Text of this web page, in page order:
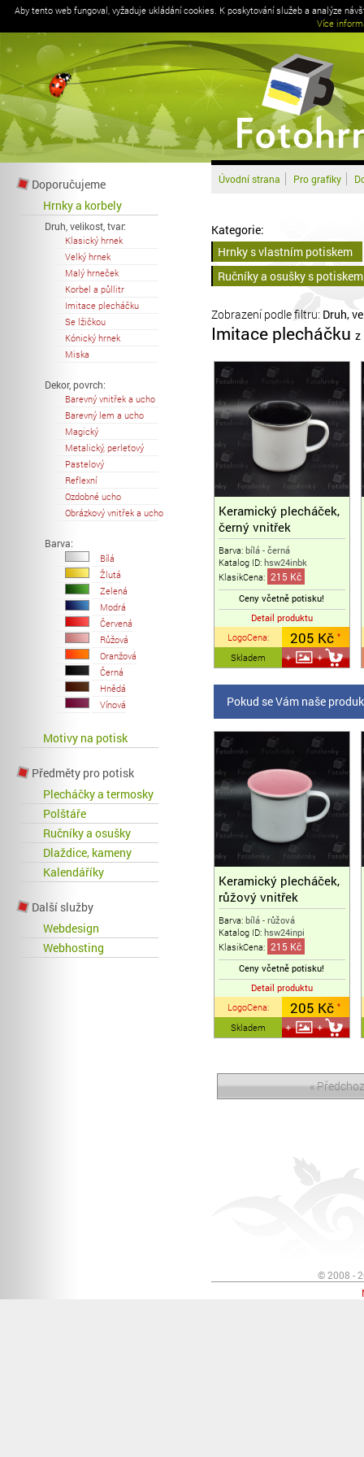
Aby tento web fungoval, vyžaduje ukládání cookies. K poskytování služeb a analýze
Více
Doporučujeme
Hrnky a korbely
Druh, velikost, tvar:
Klasický hrnek
Velký hrnek
Malý hrneček
Korbel a půllitr
Imitace plecháčku
Se lžičkou
Kónický hrnek
Miska
Dekor, povrch:
Barevný vnitřek a ucho
Barevný lem a ucho
Magický
Metalický, perleťový
Pastelový
Reflexní
Ozdobné ucho
Obrázkový vnitřek a ucho
Barva:
Bílá
Žlutá
Zelená
Modrá
Červená
Růžová
Oranžová
Černá
Hnědá
Vínová
Motivy na potisk
Předměty pro potisk
Plecháčky a termosky
Polštáře
Ručníky a osušky
Dlaždice, kameny
Kalendáříky
Další služby
Webdesign
Webhosting
Úvodní strana Pro grafiky
Kategorie:
Hrnky s vlastním potiskem
Ručníky a osušky s potiskem
Zobrazení podle filtru: Druh,
Imitace plecháčku z
Keramický plecháček,
černý vnitřek
Barva: bílá - černá
Katalog ID: hsw24inbk
KlasikCena: 215 Kč
Ceny včetně potisku!
Detail produktu
LogoCena: 205 Kč*
Skladem
Pokud se Vám naše
Keramický plecháček,
růžový vnitřek
Barva: bílá - růžová
Katalog ID: hsw24inpi
KlasikCena: 215 Kč
Ceny včetně potisku!
Detail produktu
LogoCena: 205 Kč*
Skladem
«
© 2008 -